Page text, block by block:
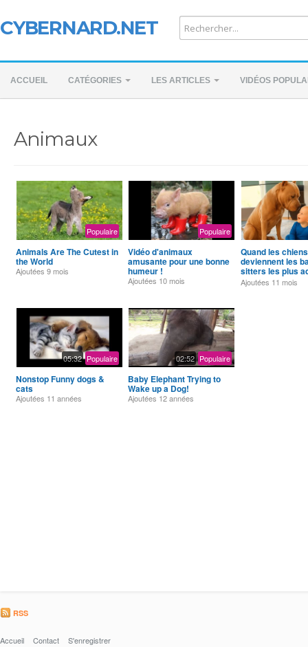
CYBERNARD.NET
ACCUEIL CATÉGORIES LES ARTICLES VIDÉOS
Animaux
Populaire
Animals Are The Cutest in
the World
Ajoutées 9 mois
Populaire
Vidéo d'animaux
amusante pour une bonne
humeur !
Ajoutées 10 mois
Quand les chiens
deviennent les
sitters les plus
❤️ | Vidéos de
chiens
Ajoutées 11 mois
05:32 Populaire
Nonstop Funny dogs &
cats
Ajoutées 11 années
02:52 Populaire
Baby Elephant Trying to
Wake up a Dog!
Ajoutées 12 années
RSS
Accueil Contact
S'enregistrer